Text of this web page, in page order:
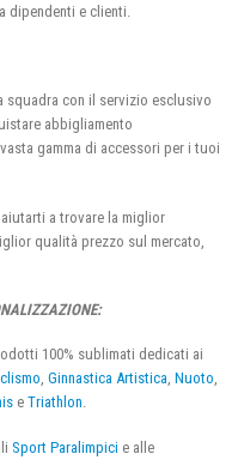
dipendenti e clienti.
squadra con il servizio esclusivo
abbigliamento
gamma di accessori per i tuoi
a trovare la miglior
qualità prezzo sul mercato,
100% sublimati dedicati ai
, Ginnastica Artistica, Nuoto,
e Triathlon.
Sport Paralimpici e alle